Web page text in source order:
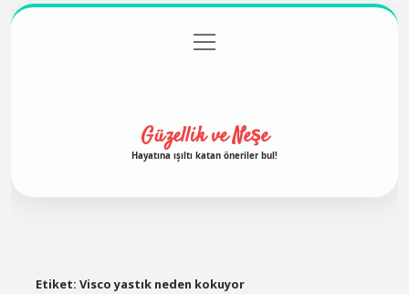
Gizlilik Politikası
menüyü
aç
Güzellik ve Neşe
Hayatına ışıltı katan öneriler bul!
Etiket: Visco yastık neden kokuyor